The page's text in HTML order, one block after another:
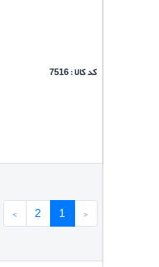
کد کالا : 7516
‹
1
2
›